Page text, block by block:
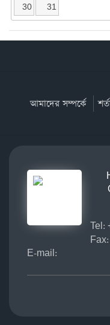
30
31
আমাদের সম্পর্কে
Tel:
Fax:
E-mail: